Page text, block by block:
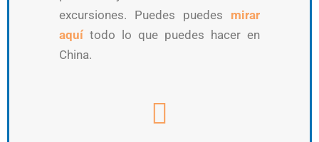
excursiones. Puedes puedes mirar
aquí todo lo que puedes hacer en
China.